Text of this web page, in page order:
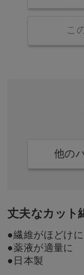
こ
他の
丈夫なカット
●繊維がほどけ
●薬液が適量に
●日本製